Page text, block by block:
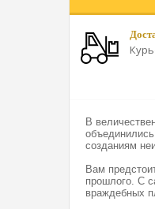
В
созданиям
Вам
прошлого. С
враждебных